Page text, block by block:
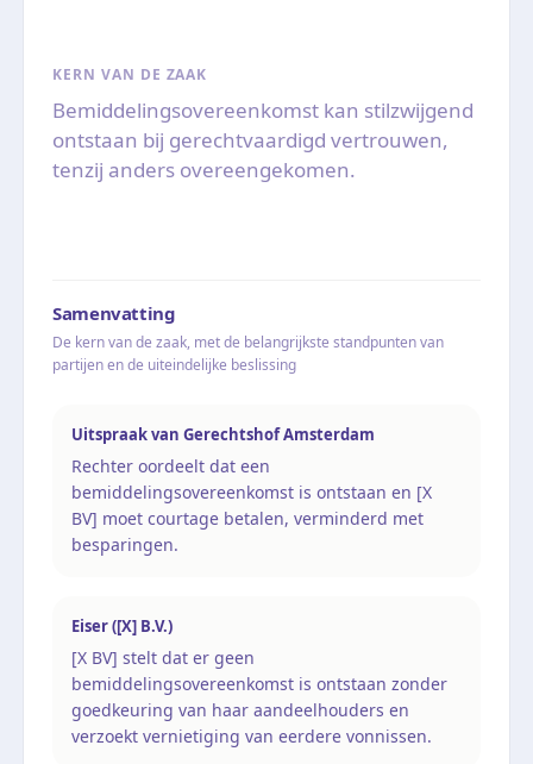
KERN VAN DE ZAAK
Bemiddelingsovereenkomst kan stilzwijgend
ontstaan bij gerechtvaardigd vertrouwen,
tenzij anders overeengekomen.
Samenvatting
De kern van de zaak, met de belangrijkste standpunten van
partijen en de uiteindelijke beslissing
Uitspraak van Gerechtshof Amsterdam
Rechter oordeelt dat een
bemiddelingsovereenkomst is ontstaan en [X
BV] moet courtage betalen, verminderd met
besparingen.
Eiser ([X] B.V.)
[X BV] stelt dat er geen
bemiddelingsovereenkomst is ontstaan zonder
goedkeuring van haar aandeelhouders en
verzoekt vernietiging van eerdere vonnissen.